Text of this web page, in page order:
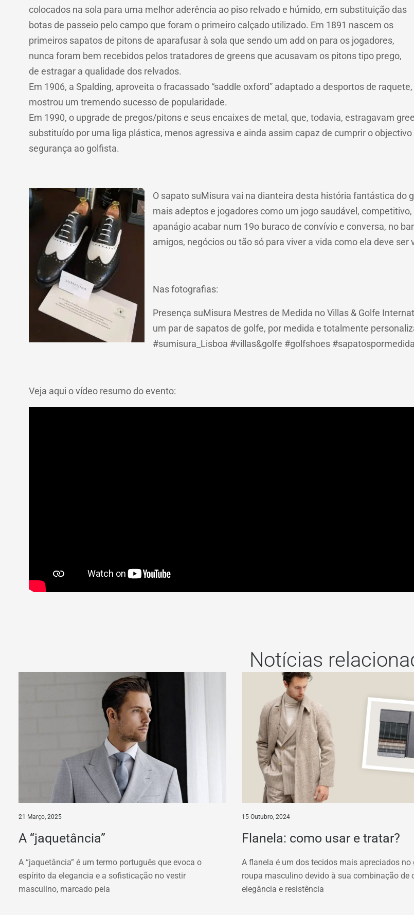
colocados na sola para uma melhor aderência ao piso relvado e húmido, em substituição das
botas de passeio pelo campo que foram o primeiro calçado utilizado. Em 1891 nascem os
primeiros sapatos de pitons de aparafusar à sola que sendo um add on para os jogadores,
nunca foram bem recebidos pelos tratadores de greens que acusavam os pitons tipo prego,
de estragar a qualidade dos relvados.
Em 1906, a Spalding, aproveita o fracassado “saddle oxford” adaptado a desportos de
mostrou um tremendo sucesso de popularidade.
Em 1990, o upgrade de pregos/pitons e seus encaixes de metal, que, todavia, estragavam
substituído por uma liga plástica, menos agressiva e ainda assim capaz de cumprir o
segurança ao golfista.
O sapato suMisura vai na dianteira desta história fantástica do
mais adeptos e jogadores como um jogo saudável,
apanágio acabar num 19o buraco de convívio e conversa, no
amigos, negócios ou tão só para viver a vida como ela deve ser
Nas fotografias:
Presença suMisura Mestres de Medida no Villas & Golfe
um par de sapatos de golfe, por medida e totalmente
#sumisura_Lisboa #villas&golfe #golfshoes
Veja aqui o vídeo resumo do evento:
Notícias
21 Março, 2025
A “jaquetância”
A “jaquetância” é um termo português que evoca o
espírito da elegancia e a sofisticação no vestir
masculino, marcado pela
15 Outubro, 2024
Flanela: como usar e tratar?
A flanela é um dos tecidos mais apreciados no
roupa masculino devido à sua combinação de
elegância e resistência